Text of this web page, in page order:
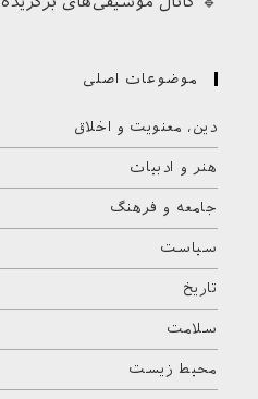
موضوعات اصلی
دین، معنویت و اخلاق
هنر و ادبیات
جامعه و فرهنگ
سیاست
تاریخ
سلامت
محیط زیست